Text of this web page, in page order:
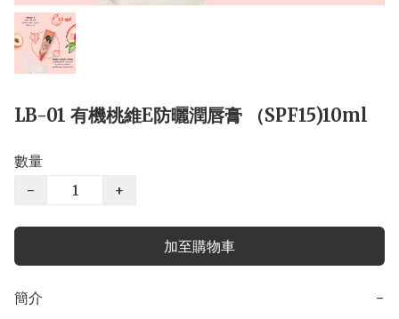
LB-01 有機桃維E防曬潤唇膏 （SPF15)10ml
數量
−
+
加至購物車
簡介 −